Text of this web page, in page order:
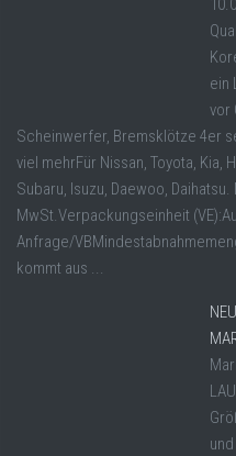
ein
vor
Scheinwerfer, Bremsklötze 4er
viel mehrFür Nissan, Toyota, Kia,
Subaru, Isuzu, Daewoo,
MwSt.Verpackungseinheit
Anfrage/
kommt aus ...